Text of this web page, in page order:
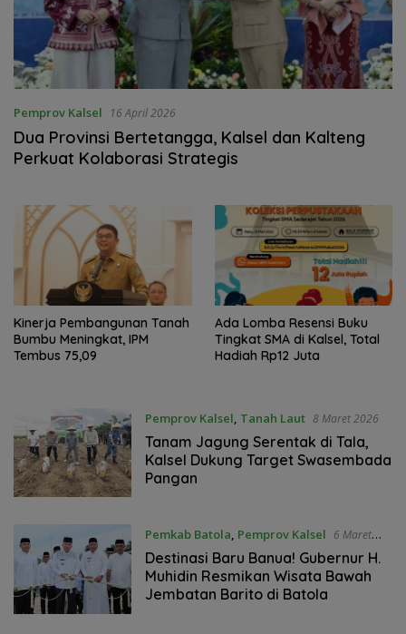
Pemprov Kalsel 16 April 2026
Dua Provinsi Bertetangga, Kalsel dan Kalteng
Perkuat Kolaborasi Strategis
Kinerja Pembangunan Tanah
Bumbu Meningkat, IPM
Tembus 75,09
Ada Lomba Resensi Buku
Tingkat SMA di Kalsel, Total
Hadiah Rp12 Juta
Pemprov Kalsel, Tanah Laut 8 Maret 2026
Tanam Jagung Serentak di Tala,
Kalsel Dukung Target Swasembada
Pangan
Pemkab Batola, Pemprov Kalsel 6 Maret
2026
Destinasi Baru Banua! Gubernur H.
Muhidin Resmikan Wisata Bawah
Jembatan Barito di Batola